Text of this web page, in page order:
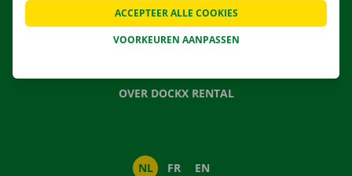
NIEUWS
CADEAUBON
OVER DOCKX RENTAL
NL FR EN
VOORKEUREN AANPASSEN
ACCEPTEER ALLE COOKIES